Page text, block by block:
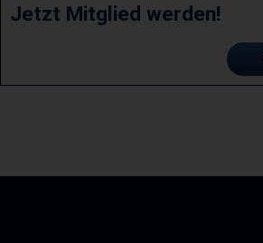
Jetzt Mitglied werden!